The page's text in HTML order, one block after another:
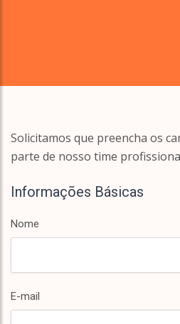
Solicitamos que preencha os
parte de nosso time
Informações Básicas
Nome
E-mail